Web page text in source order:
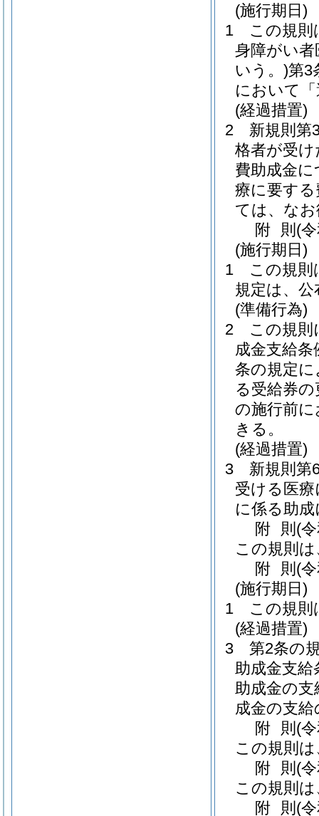
(施行期日)
1
この規則
身障がい者
いう。)第3
において
(経過措置)
2
新規則第
格者が受
費助成金
療に要す
ては、な
附 則 (
(施行期日)
1
この規則
規定は、
(準備行為)
2
この規則
成金支給条
条の規定
る受給券
の施行前
きる。
(経過措置)
3
新規則第
受ける医
に係る助
附 則 (
この規則
附 則 (
(施行期日)
1
この規則
(経過措置)
3
第2条の
助成金支給
助成金の
成金の支
附 則 (
この規則
附 則 (
この規則
附 則 (